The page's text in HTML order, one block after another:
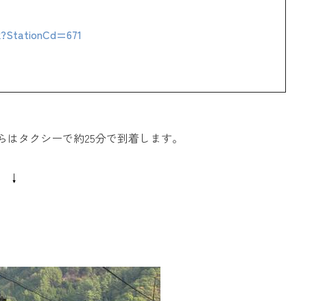
タクシーで約25分で到着します。
↓